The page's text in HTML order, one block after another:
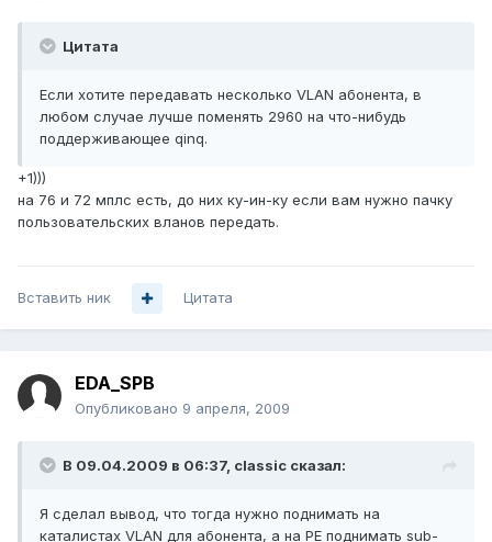
Цитата
Если хотите передавать несколько VLAN абонента, в
любом случае лучше поменять 2960 на что-нибудь
поддерживающее qinq.
+1)))
на 76 и 72 мплс есть, до них ку-ин-ку если вам нужно пачку
пользовательских вланов передать.
Вставить ник Цитата
EDA_SPB
Опубликовано 9 апреля, 2009
В 09.04.2009 в 06:37, classic сказал:
Я сделал вывод, что тогда нужно поднимать на
каталистах VLAN для абонента, а на PE поднимать sub-